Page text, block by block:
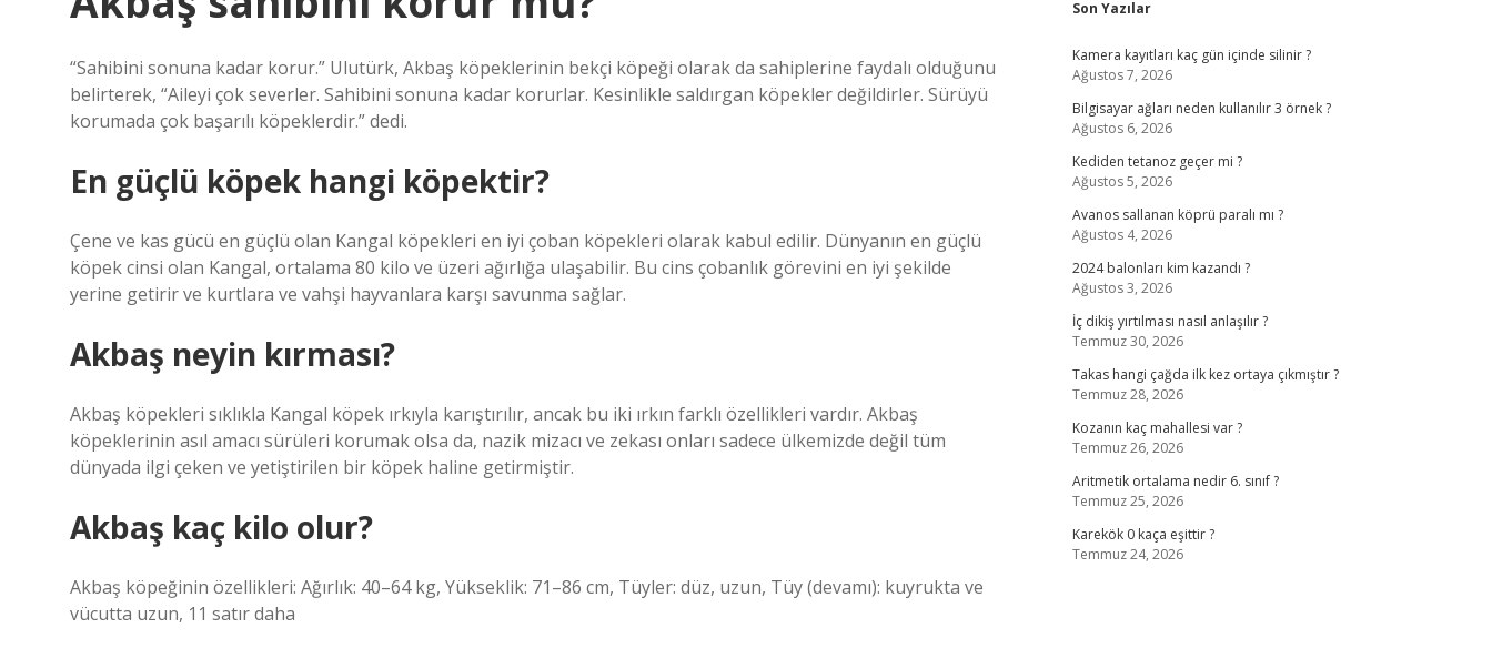
“Sahibini sonuna kadar korur.” Ulutürk, Akbaş köpeklerinin bekçi köpeği olarak da sahiplerine faydalı olduğunu
belirterek, “Aileyi çok severler. Sahibini sonuna kadar korurlar. Kesinlikle saldırgan köpekler değildirler. Sürüyü
korumada çok başarılı köpeklerdir.” dedi.
En güçlü köpek hangi köpektir?
Çene ve kas gücü en güçlü olan Kangal köpekleri en iyi çoban köpekleri olarak kabul edilir. Dünyanın en güçlü
köpek cinsi olan Kangal, ortalama 80 kilo ve üzeri ağırlığa ulaşabilir. Bu cins çobanlık görevini en iyi şekilde
yerine getirir ve kurtlara ve vahşi hayvanlara karşı savunma sağlar.
Akbaş neyin kırması?
Akbaş köpekleri sıklıkla Kangal köpek ırkıyla karıştırılır, ancak bu iki ırkın farklı özellikleri vardır. Akbaş
köpeklerinin asıl amacı sürüleri korumak olsa da, nazik mizacı ve zekası onları sadece ülkemizde değil tüm
dünyada ilgi çeken ve yetiştirilen bir köpek haline getirmiştir.
Akbaş kaç kilo olur?
Akbaş köpeğinin özellikleri: Ağırlık: 40–64 kg, Yükseklik: 71–86 cm, Tüyler: düz, uzun, Tüy (devamı): kuyrukta ve
vücutta uzun, 11 satır daha
Son Yazılar
Kamera kayıtları kaç gün içinde silinir ?
Ağustos 7, 2026
Bilgisayar ağları neden kullanılır 3 örnek ?
Ağustos 6, 2026
Kediden tetanoz geçer mi ?
Ağustos 5, 2026
Avanos sallanan köprü paralı mı ?
Ağustos 4, 2026
2024 balonları kim kazandı ?
Ağustos 3, 2026
İç dikiş yırtılması nasıl anlaşılır ?
Temmuz 30, 2026
Takas hangi çağda ilk kez ortaya çıkmıştır ?
Temmuz 28, 2026
Kozanın kaç mahallesi var ?
Temmuz 26, 2026
Aritmetik ortalama nedir 6. sınıf ?
Temmuz 25, 2026
Karekök 0 kaça eşittir ?
Temmuz 24, 2026